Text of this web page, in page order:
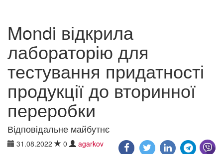
Mondi відкрила
лабораторію для
тестування придатності
продукції до вторинної
переробки
Відповідальне майбутнє
31.08.2022 0 agarkov